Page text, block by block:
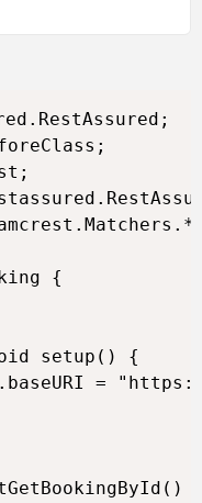
{
setup() {
=